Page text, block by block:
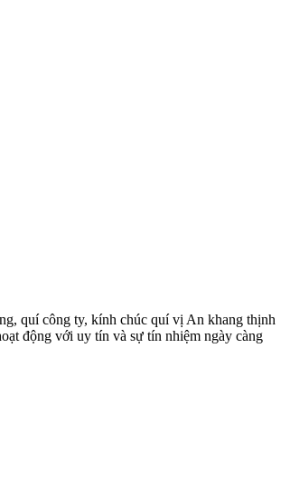
quí công ty, kính chúc quí vị An khang thịnh
động với uy tín và sự tín nhiệm ngày càng